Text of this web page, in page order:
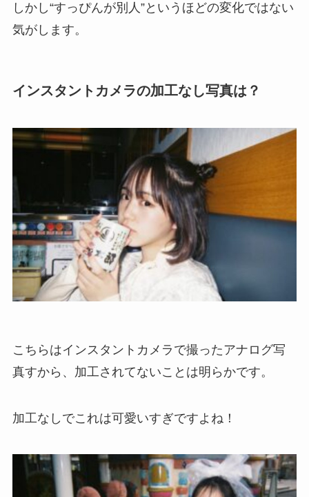
しかし“すっぴんが別人”というほどの変化ではない
気がします。
インスタントカメラの加工なし写真は？
こちらはインスタントカメラで撮ったアナログ写
真すから、加工されてないことは明らかです。
加工なしでこれは可愛いすぎですよね！